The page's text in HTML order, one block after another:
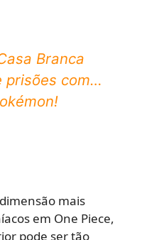
Branca
prisões com…
mais
em One Piece,
pode ser tão